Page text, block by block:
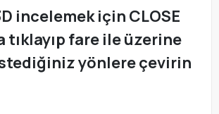
incelemek için CLOSE
tıklayıp fare ile üzerine
yönlere çevirin